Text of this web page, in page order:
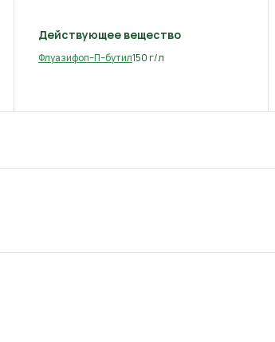
Действующее вещество
Флуазифоп–П–бутил150 г/л